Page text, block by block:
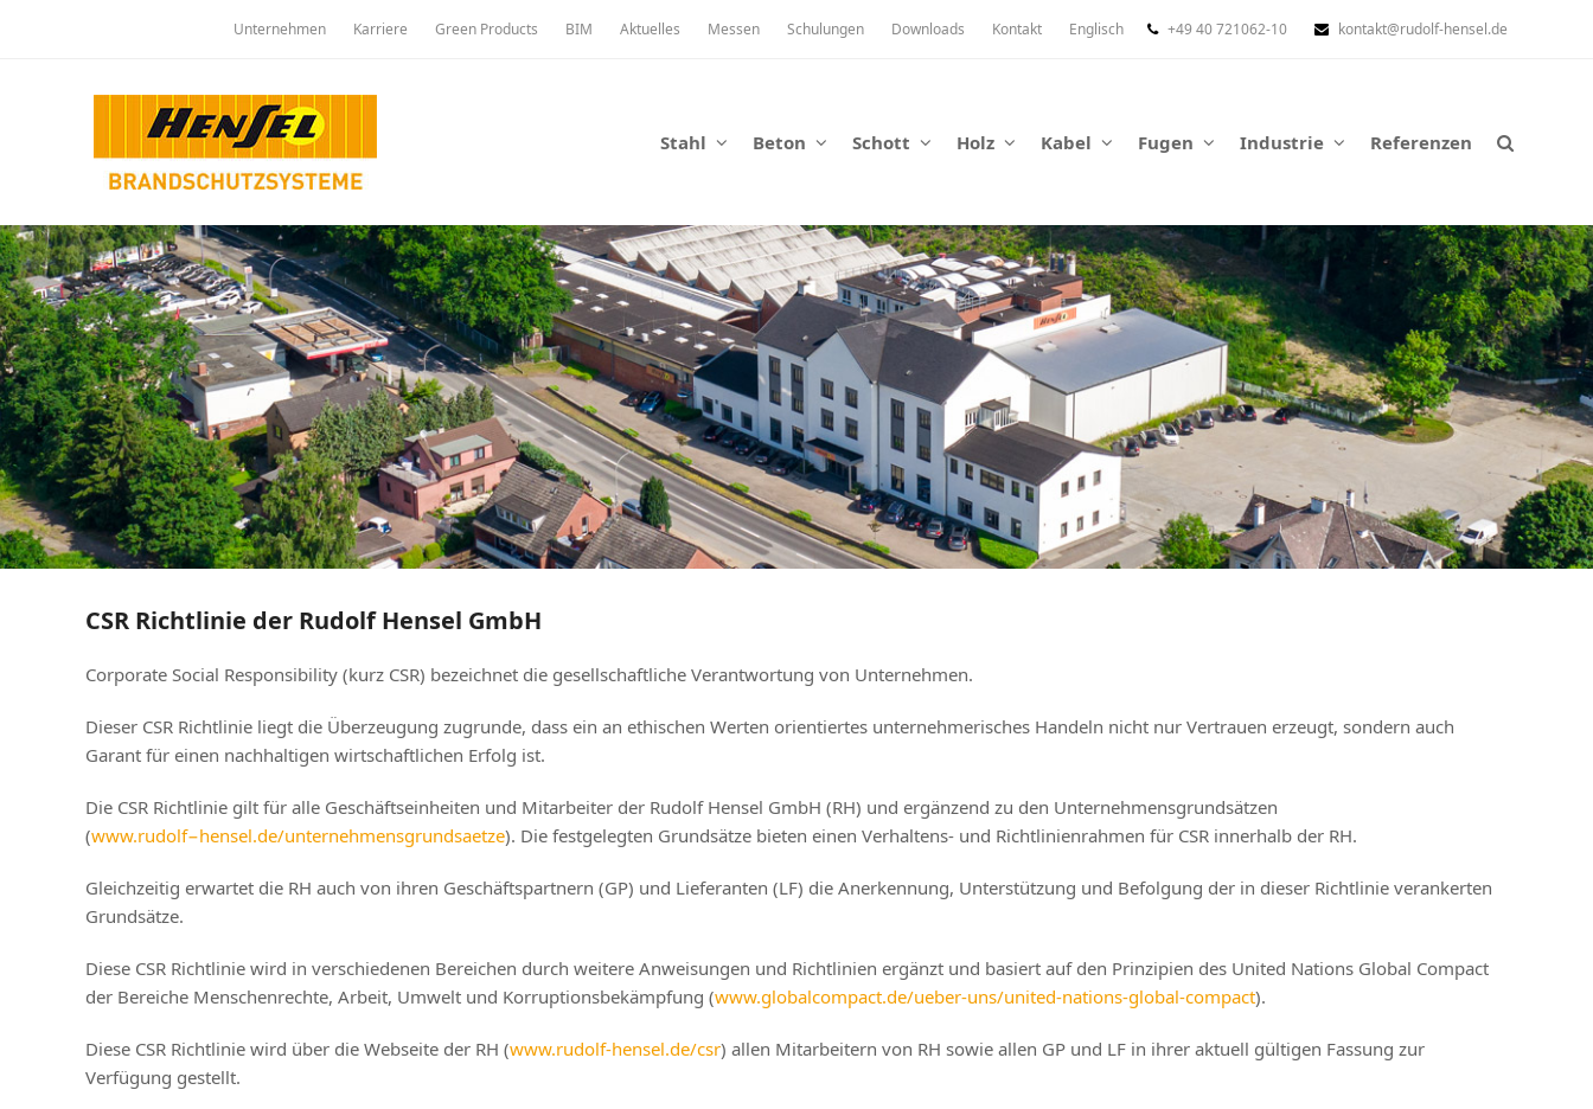
Unternehmen Karriere Green Products BIM Aktuelles Messen Schulungen Downloads Kontakt Englisch +49 40 721062-10 kontakt@rudolf-hensel.de
Stahl Beton Schott Holz Kabel Fugen Industrie Referenzen
CSR Richtlinie der Rudolf Hensel GmbH
Corporate Social Responsibility (kurz CSR) bezeichnet die gesellschaftliche Verantwortung von Unternehmen.
Dieser CSR Richtlinie liegt die Überzeugung zugrunde, dass ein an ethischen Werten orientiertes unternehmerisches Handeln nicht nur Vertrauen erzeugt, sondern auch
Garant für einen nachhaltigen wirtschaftlichen Erfolg ist.
Die CSR Richtlinie gilt für alle Geschäftseinheiten und Mitarbeiter der Rudolf Hensel GmbH (RH) und ergänzend zu den Unternehmensgrundsätzen
(www.rudolf−hensel.de/unternehmensgrundsaetze). Die festgelegten Grundsätze bieten einen Verhaltens- und Richtlinienrahmen für CSR innerhalb der RH.
Gleichzeitig erwartet die RH auch von ihren Geschäftspartnern (GP) und Lieferanten (LF) die Anerkennung, Unterstützung und Befolgung der in dieser Richtlinie verankerten
Grundsätze.
Diese CSR Richtlinie wird in verschiedenen Bereichen durch weitere Anweisungen und Richtlinien ergänzt und basiert auf den Prinzipien des United Nations Global Compact
der Bereiche Menschenrechte, Arbeit, Umwelt und Korruptionsbekämpfung (www.globalcompact.de/ueber-uns/united-nations-global-compact).
Diese CSR Richtlinie wird über die Webseite der RH (www.rudolf-hensel.de/csr) allen Mitarbeitern von RH sowie allen GP und LF in ihrer aktuell gültigen Fassung zur
Verfügung gestellt.